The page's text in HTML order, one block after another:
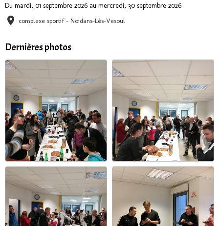
Du mardi, 01 septembre 2026 au mercredi, 30 septembre 2026
complexe sportif - Noidans-Lès-Vesoul
Dernières photos